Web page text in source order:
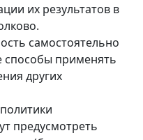
их результатов в
самостоятельно
способы применять
других
предусмотреть